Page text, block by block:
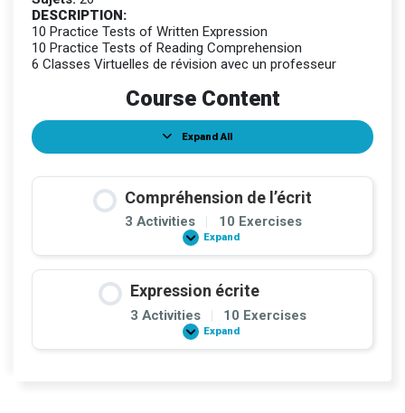
DESCRIPTION:
10 Practice Tests of Written Expression
10 Practice Tests of Reading Comprehension
6 Classes Virtuelles de révision avec un professeur
Course Content
Expand All
Lessons
Compréhension de l’écrit
3 Activities | 10 Exercises
Expand
Compréhension
de
l’écrit
Expression écrite
3 Activities | 10 Exercises
Expand
Expression
écrite